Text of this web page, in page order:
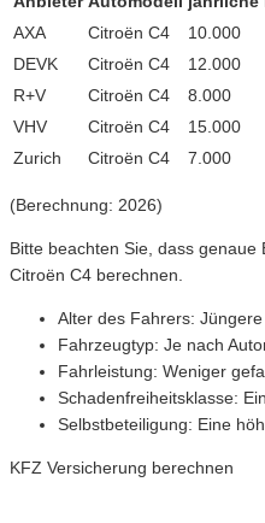
AXA
Citroën C4 10.000
DEVK
Citroën C4 12.000
R+V
Citroën C4 8.000
VHV
Citroën C4 15.000
Zurich
Citroën C4 7.000
(Berechnung: 2026)
Bitte beachten Sie, dass
Citroën C4 berechnen.
Alter des Fahrers:
Fahrzeugtyp: Je nach
Fahrleistung: Weniger
Schadenfreiheitsklasse:
Selbstbeteiligung: Eine
KFZ Versicherung berechnen